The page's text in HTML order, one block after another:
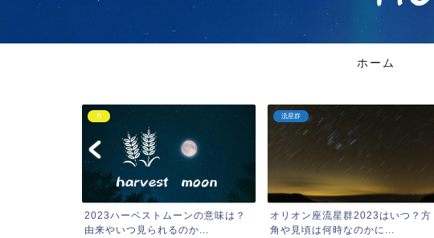
ホーム
流星群
オリオン座流星群2023はいつ？方
角や見頃は何時なのかに...
流星群
【2023】ふたご座流星群はいつ？
見頃な時間はあるか・方...